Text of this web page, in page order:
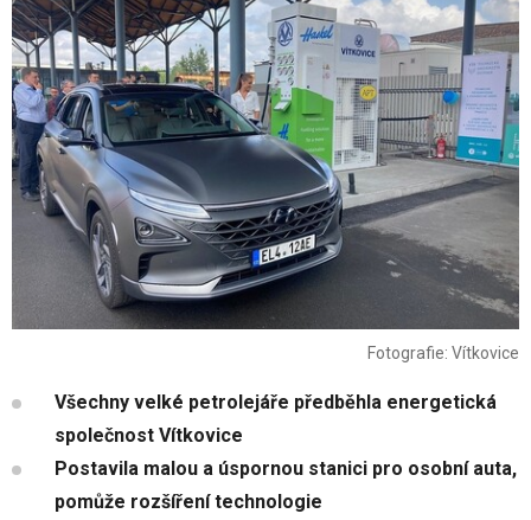
Fotografie: Vítkovice
Všechny velké petrolejáře předběhla energetická
společnost Vítkovice
Postavila malou a úspornou stanici pro osobní auta,
pomůže rozšíření technologie